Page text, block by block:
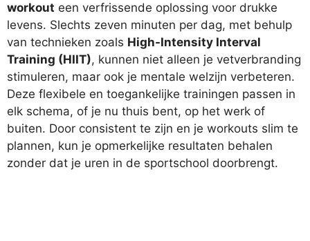
workout een verfrissende oplossing voor drukke
levens. Slechts zeven minuten per dag, met behulp
van technieken zoals High-Intensity Interval
Training (HIIT), kunnen niet alleen je vetverbranding
stimuleren, maar ook je mentale welzijn verbeteren.
Deze flexibele en toegankelijke trainingen passen in
elk schema, of je nu thuis bent, op het werk of
buiten. Door consistent te zijn en je workouts slim te
plannen, kun je opmerkelijke resultaten behalen
zonder dat je uren in de sportschool doorbrengt.